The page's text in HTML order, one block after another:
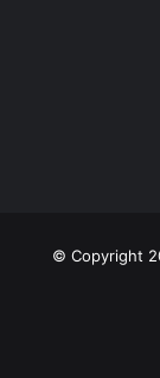
© Copyright